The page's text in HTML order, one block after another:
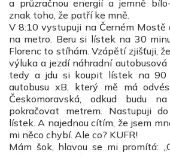
a průzračnou energií a jemně
znak toho, že patří ke mně.
V 8:10 vystupuji na Černém
na metro. Beru si lístek na 30
Florenc to stíhám. Vzápětí zjišťuji,
výluka a jezdí náhradní autobusová
tedy a jdu si koupit lístek na 90
autobusu xB, který mě má
Českomoravská, odkud budu
pokračovat metrem. Nastupuji
lístek. A najednou cítím, že jsem
mi něco chybí. Ale co? KUFR!
Mám šok, hlavou se mi promítá: